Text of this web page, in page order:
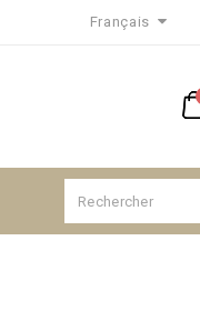
Français